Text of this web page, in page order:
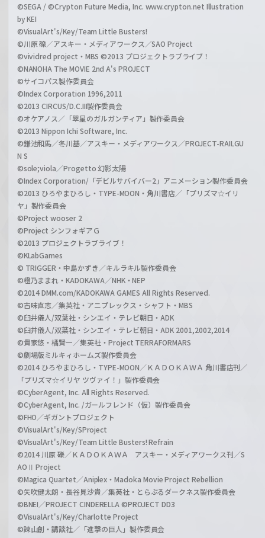
©SEGA / ©Crypton Future Media, Inc. www.crypton.net Illustration
by KEI
©VisualArt's/Key/Team Little Busters!
©川原 礫／アスキー・メディアワークス／SAO Project
©vividred project・MBS ©2013 プロジェクトラブライブ！
©NANOHA The MOVIE 2nd A's PROJECT
©サイコパス製作委員会
©Index Corporation 1996,2011
©2013 CIRCUS/D.C.III製作委員会
©オケアノス／「翠星のガルガンティア」製作委員会
©2013 Nippon Ichi Software, Inc.
©鎌池和馬／冬川基／アスキー・メディアワークス／PROJECT-RAILGU
N S
©sole;viola／Progetto 幻影太陽
©Index Corporation/「デビルサバイバー2」アニメーション製作委員会
©2013 ひろやまひろし・TYPE-MOON・角川書店／「プリズマ☆イリ
ヤ」製作委員会
©Project wooser 2
©Project シンフォギアＧ
©2013 プロジェクトラブライブ！
©KLabGames
© TRIGGER・中島かずき／キルラキル製作委員会
©橙乃ままれ・KADOKAWA／NHK・NEP
©2014 DMM.com/KADOKAWA GAMES All Rights Reserved.
©古味直志／集英社・アニプレックス・シャフト・MBS
©臼井儀人/双葉社・シンエイ・テレビ朝日・ADK
©臼井儀人/双葉社・シンエイ・テレビ朝日・ADK 2001,2002,2014
©貴家悠・橘賢一／集英社・Project TERRAFORMARS
©劇場版ミルキィホームズ製作委員会
©2014 ひろやまひろし・TYPE-MOON／ＫＡＤＯＫＡＷＡ 角川書店刊／
「プリズマ☆イリヤ ツヴァイ！」製作委員会
©CyberAgent, Inc. All Rights Reserved.
©CyberAgent, Inc. /ガールフレンド（仮）製作委員会
©FHO／ギガントプロジェクト
©VisualArt's/Key/SProject
©VisualArt's/Key/Team Little Busters! Refrain
©2014 川原 礫／ＫＡＤＯＫＡＷＡ アスキー・メディアワークス刊／S
AOⅡ Project
©Magica Quartet／Aniplex・Madoka Movie Project Rebellion
©矢吹健太朗・長谷見沙貴／集英社・とらぶるダークネス製作委員会
©BNEI／PROJECT CINDERELLA ©PROJECT DD3
©VisualArt's/Key/Charlotte Project
©諫山創・講談社／「進撃の巨人」製作委員会